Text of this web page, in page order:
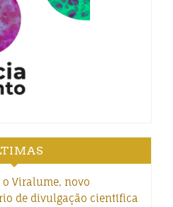
o Viralume, novo
de divulgação científica